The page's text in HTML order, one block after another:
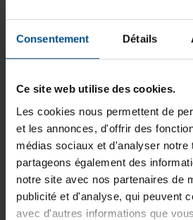
Consentement Détails
Ce site web utilise des cookies.
Les cookies nous permettent de
et les annonces, d'offrir des
médias sociaux et d'analyser notre
partageons également des
notre site avec nos partenaires de
publicité et d'analyse, qui peuvent
avec d'autres informations que
à neuf pour garantir leur
catégories de produits phares :
Téléphones reconditionnés
Écrans reconditionnés
Imprimantes (et encre,
Périphériques (claviers,
Accessoires (coques, câbles,
Solutions de stockage
Réseau (routeurs, modems,